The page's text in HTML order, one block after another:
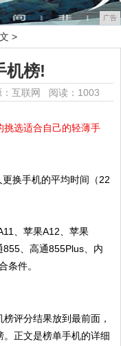
广告
>
机榜!
：互联网 阅读：1003
挑选适合自己的轻薄手
换手机的平均时间（22
、苹果A12、苹果
、高通855Plus、内
条件。
评分结果放到最前面，
正文是榜单手机的详细